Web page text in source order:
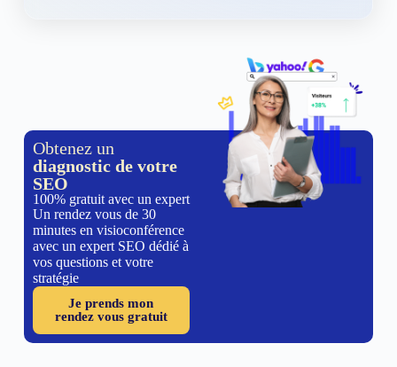
Obtenez un
diagnostic de votre
SEO
100% gratuit avec un expert
Un rendez vous de 30
minutes en visioconférence
avec un expert SEO dédié à
vos questions et votre
stratégie
Je prends mon
rendez vous gratuit